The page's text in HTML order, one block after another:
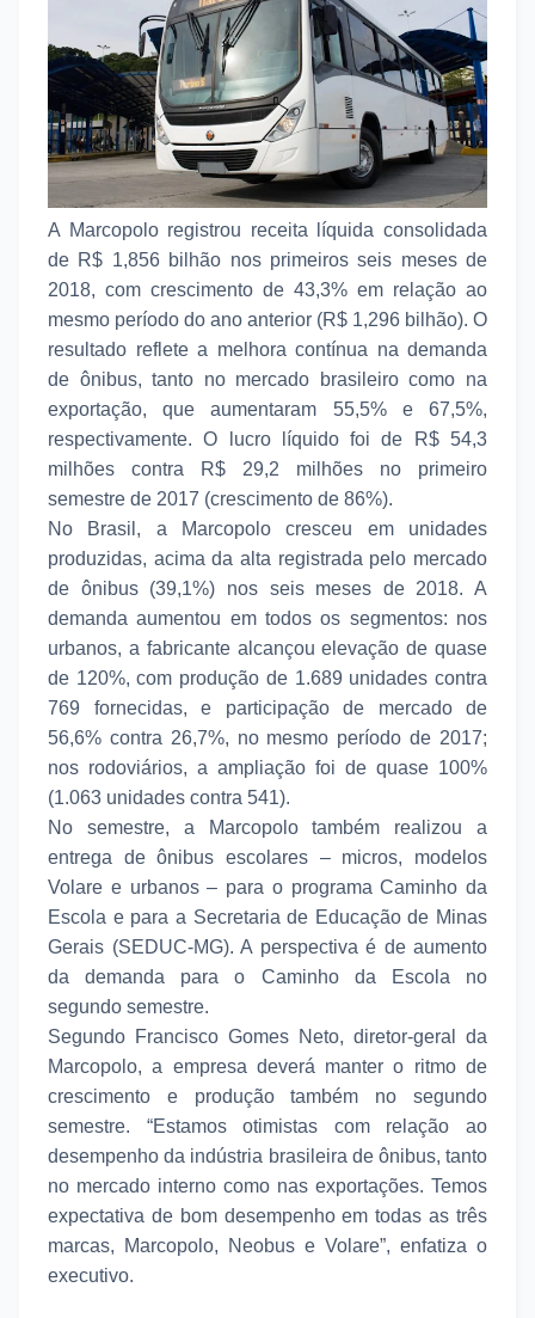
A Marcopolo registrou receita líquida consolidada
de R$ 1,856 bilhão nos primeiros seis meses de
2018, com crescimento de 43,3% em relação ao
mesmo período do ano anterior (R$ 1,296 bilhão). O
resultado reflete a melhora contínua na demanda
de ônibus, tanto no mercado brasileiro como na
exportação, que aumentaram 55,5% e 67,5%,
respectivamente. O lucro líquido foi de R$ 54,3
milhões contra R$ 29,2 milhões no primeiro
semestre de 2017 (crescimento de 86%).
No Brasil, a Marcopolo cresceu em unidades
produzidas, acima da alta registrada pelo mercado
de ônibus (39,1%) nos seis meses de 2018. A
demanda aumentou em todos os segmentos: nos
urbanos, a fabricante alcançou elevação de quase
de 120%, com produção de 1.689 unidades contra
769 fornecidas, e participação de mercado de
56,6% contra 26,7%, no mesmo período de 2017;
nos rodoviários, a ampliação foi de quase 100%
(1.063 unidades contra 541).
No semestre, a Marcopolo também realizou a
entrega de ônibus escolares – micros, modelos
Volare e urbanos – para o programa Caminho da
Escola e para a Secretaria de Educação de Minas
Gerais (SEDUC-MG). A perspectiva é de aumento
da demanda para o Caminho da Escola no
segundo semestre.
Segundo Francisco Gomes Neto, diretor-geral da
Marcopolo, a empresa deverá manter o ritmo de
crescimento e produção também no segundo
semestre. “Estamos otimistas com relação ao
desempenho da indústria brasileira de ônibus, tanto
no mercado interno como nas exportações. Temos
expectativa de bom desempenho em todas as três
marcas, Marcopolo, Neobus e Volare”, enfatiza o
executivo.